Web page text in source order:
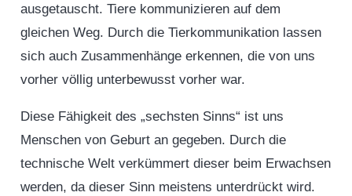
ausgetauscht. Tiere kommunizieren auf dem
gleichen Weg. Durch die Tierkommunikation lassen
sich auch Zusammenhänge erkennen, die von uns
vorher völlig unterbewusst vorher war.
Diese Fähigkeit des „sechsten Sinns“ ist uns
Menschen von Geburt an gegeben. Durch die
technische Welt verkümmert dieser beim Erwachsen
werden, da dieser Sinn meistens unterdrückt wird.